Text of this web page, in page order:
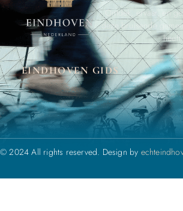
EINDHOVEN GIDS
Ontdek, ervaar, en
deze bruisende
heeft.
© 2024 All rights reserved. Design by